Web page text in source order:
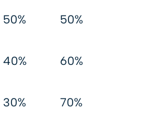
50% 50%
40% 60%
30% 70%